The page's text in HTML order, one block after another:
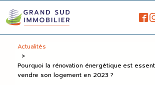
Actualités
>
Pourquoi la rénovation énergétique est
vendre son logement en 2023 ?